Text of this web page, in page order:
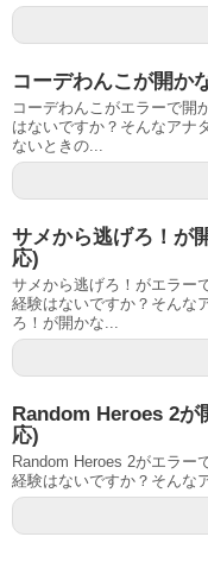
コーデわんこが開か
コーデわんこがエラーで開
はないですか？そんなアナ
ないときの...
サメから逃げろ！が
応)
サメから逃げろ！がエラー
経験はないですか？そんな
ろ！が開かな...
Random Heroes 2
応)
Random Heroes 2がエラー
経験はないですか？そんな